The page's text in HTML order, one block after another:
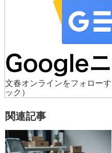
文春オンラインをフォローす
ック）
関連記事